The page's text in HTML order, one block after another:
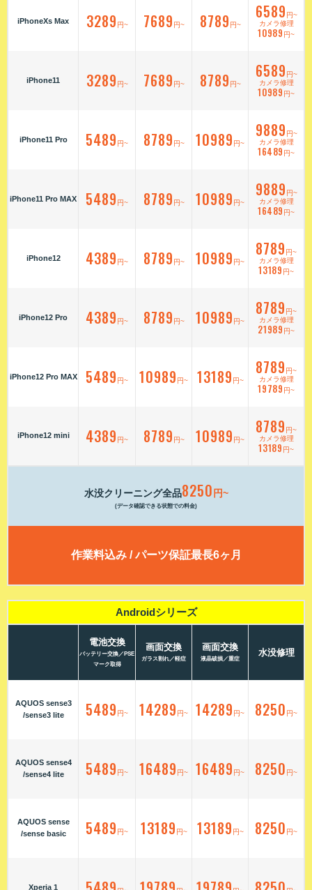
iPhoneXs Max
iPhone11
iPhone11 Pro
iPhone11 Pro MAX
iPhone12
iPhone12 Pro
iPhone12 Pro MAX
iPhone12 mini
3289 円~ 7689 円~ 8789 円~
6589 円~
カメラ修理
10989 円~
3289 円~ 7689 円~ 8789 円~
6589 円~
カメラ修理
10989 円~
5489 円~ 8789 円~ 10989 円~
9889 円~
カメラ修理
16489 円~
5489 円~ 8789 円~ 10989 円~
9889 円~
カメラ修理
16489 円~
4389 円~ 8789 円~ 10989 円~
8789 円~
カメラ修理
13189 円~
4389 円~ 8789 円~ 10989 円~
8789 円~
カメラ修理
21989 円~
5489 円~ 10989 円~ 13189 円~
8789 円~
カメラ修理
19789 円~
4389 円~ 8789 円~ 10989 円~
8789 円~
カメラ修理
13189 円~
水没クリーニング全品8250 円~
(データ確認できる状態での料金)
作業料込み / パーツ保証最長6ヶ月
Androidシリーズ
AQUOS sense3
/sense3 lite
AQUOS sense4
/sense4 lite
AQUOS sense
/sense basic
Xperia 1
電池交換
バッテリー交換／PSE
マーク取得
画面交換
ガラス割れ／軽症
画面交換
液晶破損／重症
水没修理
5489 円~ 14289 円~ 14289 円~ 8250 円~
5489 円~ 16489 円~ 16489 円~ 8250 円~
5489 円~ 13189 円~ 13189 円~ 8250 円~